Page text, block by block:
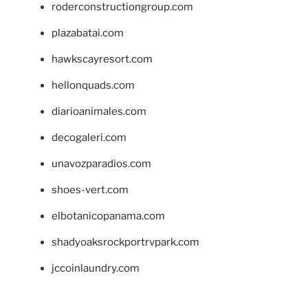
roderconstructiongroup.com
plazabatai.com
hawkscayresort.com
hellonquads.com
diarioanimales.com
decogaleri.com
unavozparadios.com
shoes-vert.com
elbotanicopanama.com
shadyoaksrockportrvpark.com
jccoinlaundry.com